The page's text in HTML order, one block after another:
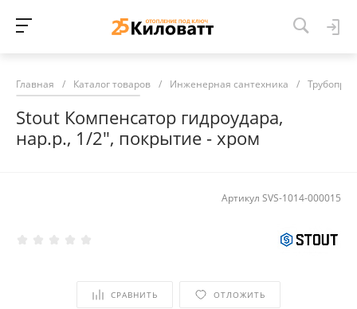
Главная / Каталог товаров / Инженерная сантехника /
Stout Компенсатор гидроудара,
нар.р., 1/2", покрытие - хром
Артикул SVS-1014-000015
СРАВНИТЬ ОТЛОЖИТЬ